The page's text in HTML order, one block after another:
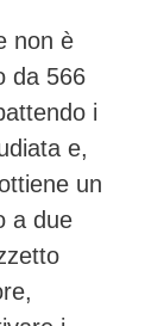
non è
da 566
i
e,
un
a due